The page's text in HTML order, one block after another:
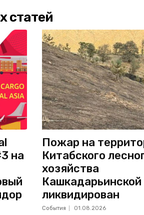
статей
на
Пожар на
Китабского
хозяйства
Кашкадарьинской
ликвидирован
События 01.08.2026